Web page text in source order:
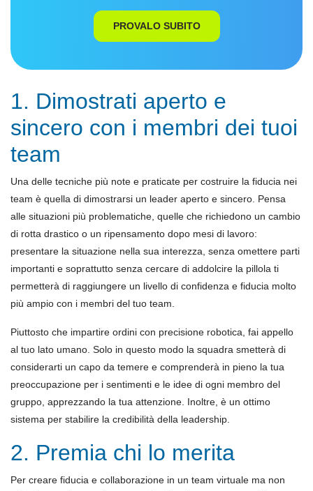
PROVALO SUBITO
1. Dimostrati aperto e
sincero con i membri dei tuoi
team
Una delle tecniche più note e praticate per costruire la fiducia nei
team è quella di dimostrarsi un leader aperto e sincero. Pensa
alle situazioni più problematiche, quelle che richiedono un cambio
di rotta drastico o un ripensamento dopo mesi di lavoro:
presentare la situazione nella sua interezza, senza omettere parti
importanti e soprattutto senza cercare di addolcire la pillola ti
permetterà di raggiungere un livello di confidenza e fiducia molto
più ampio con i membri del tuo team.
Piuttosto che impartire ordini con precisione robotica, fai appello
al tuo lato umano. Solo in questo modo la squadra smetterà di
considerarti un capo da temere e comprenderà in pieno la tua
preoccupazione per i sentimenti e le idee di ogni membro del
gruppo, apprezzando la tua attenzione. Inoltre, è un ottimo
sistema per stabilire la credibilità della leadership.
2. Premia chi lo merita
Per creare fiducia e collaborazione in un team virtuale ma non